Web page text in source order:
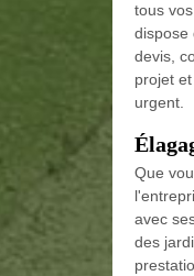
tous
dispose
devis,
projet
urgent.
Que
avec
des